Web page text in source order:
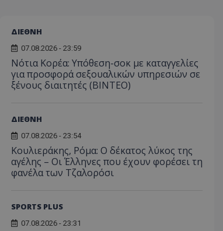
ΔΙΕΘΝΗ
07.08.2026 - 23:59
Νότια Κορέα: Υπόθεση-σοκ με καταγγελίες
για προσφορά σεξουαλικών υπηρεσιών σε
ξένους διαιτητές (BINTEO)
ΔΙΕΘΝΗ
07.08.2026 - 23:54
Κουλιεράκης, Ρόμα: Ο δέκατος λύκος της
αγέλης – Οι Έλληνες που έχουν φορέσει τη
φανέλα των Τζαλορόσι
SPORTS PLUS
07.08.2026 - 23:31